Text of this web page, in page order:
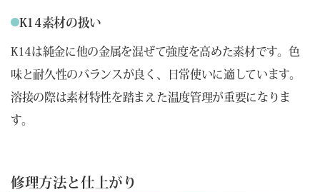
K14素材の扱い
K14は純金に他の金属を混ぜて強度を高めた素材です。色
味と耐久性のバランスが良く、日常使いに適しています。
溶接の際は素材特性を踏まえた温度管理が重要になりま
す。
修理方法と仕上がり